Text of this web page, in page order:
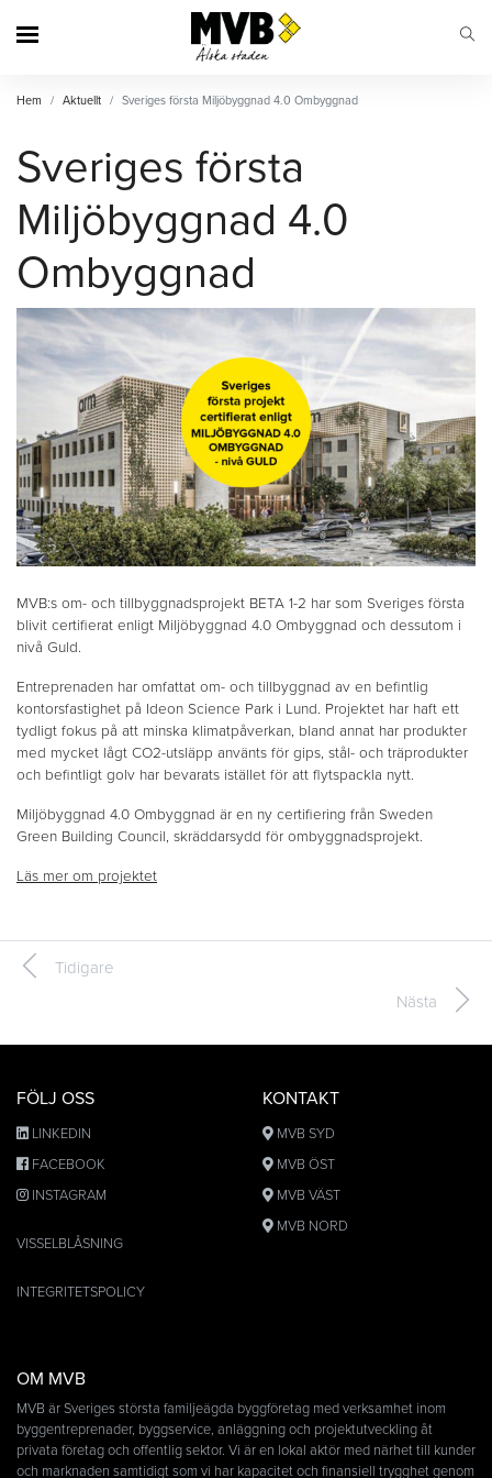
Hem Aktuellt Sveriges första Miljöbyggnad 4.0 Ombyggnad
Sveriges första
Miljöbyggnad 4.0
Ombyggnad
MVB:s om- och tillbyggnadsprojekt BETA 1-2 har som Sveriges första
blivit certifierat enligt Miljöbyggnad 4.0 Ombyggnad och dessutom i
nivå Guld.
Entreprenaden har omfattat om- och tillbyggnad av en befintlig
kontorsfastighet på Ideon Science Park i Lund. Projektet har haft ett
tydligt fokus på att minska klimatpåverkan, bland annat har produkter
med mycket lågt CO2-utsläpp använts för gips, stål- och träprodukter
och befintligt golv har bevarats istället för att flytspackla nytt.
Miljöbyggnad 4.0 Ombyggnad är en ny certifiering från Sweden
Green Building Council, skräddarsydd för ombyggnadsprojekt.
Läs mer om projektet
Tidigare
Nästa
FÖLJ OSS
LINKEDIN
FACEBOOK
INSTAGRAM
VISSELBLÅSNING
INTEGRITETSPOLICY
KONTAKT
MVB SYD
MVB ÖST
MVB VÄST
MVB NORD
OM MVB
MVB är Sveriges största familjeägda byggföretag med verksamhet inom
byggentreprenader, byggservice, anläggning och projektutveckling åt
privata företag och offentlig sektor. Vi är en lokal aktör med närhet till kunder
och marknaden samtidigt som vi har kapacitet och finansiell trygghet genom